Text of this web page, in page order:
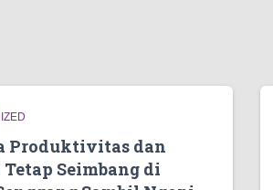
Produktivitas dan
Seimbang di